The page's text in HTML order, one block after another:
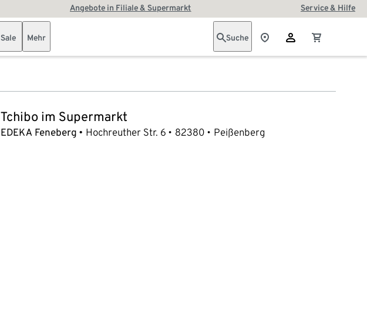
Angebote in Filiale & Supermarkt Service & Hilfe
Sale Mehr Suche
Tchibo im Supermarkt
EDEKA Feneberg Hochreuther Str. 6 82380 Peißenberg